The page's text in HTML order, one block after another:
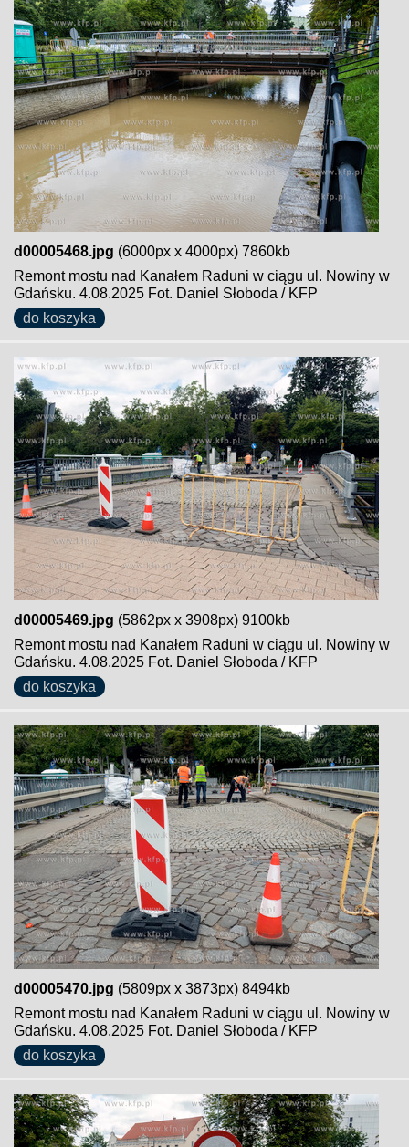
d00005468.jpg (6000px x 4000px) 7860kb
Remont mostu nad Kanałem Raduni w ciągu ul. Nowiny w
Gdańsku. 4.08.2025 Fot. Daniel Słoboda / KFP
do koszyka
d00005469.jpg (5862px x 3908px) 9100kb
Remont mostu nad Kanałem Raduni w ciągu ul. Nowiny w
Gdańsku. 4.08.2025 Fot. Daniel Słoboda / KFP
do koszyka
d00005470.jpg (5809px x 3873px) 8494kb
Remont mostu nad Kanałem Raduni w ciągu ul. Nowiny w
Gdańsku. 4.08.2025 Fot. Daniel Słoboda / KFP
do koszyka